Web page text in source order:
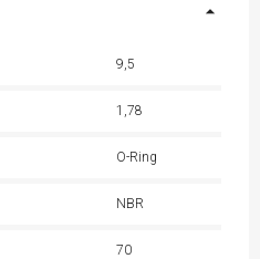
9,5
1,78
O-Ring
NBR
70